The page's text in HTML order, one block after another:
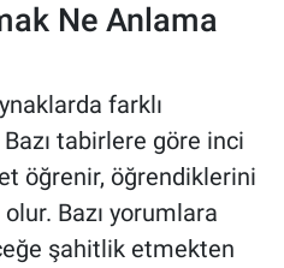
Ne Anlama
farklı
tabirlere göre inci
öğrenir, öğrendiklerini
Bazı yorumlara
şahitlik etmekten